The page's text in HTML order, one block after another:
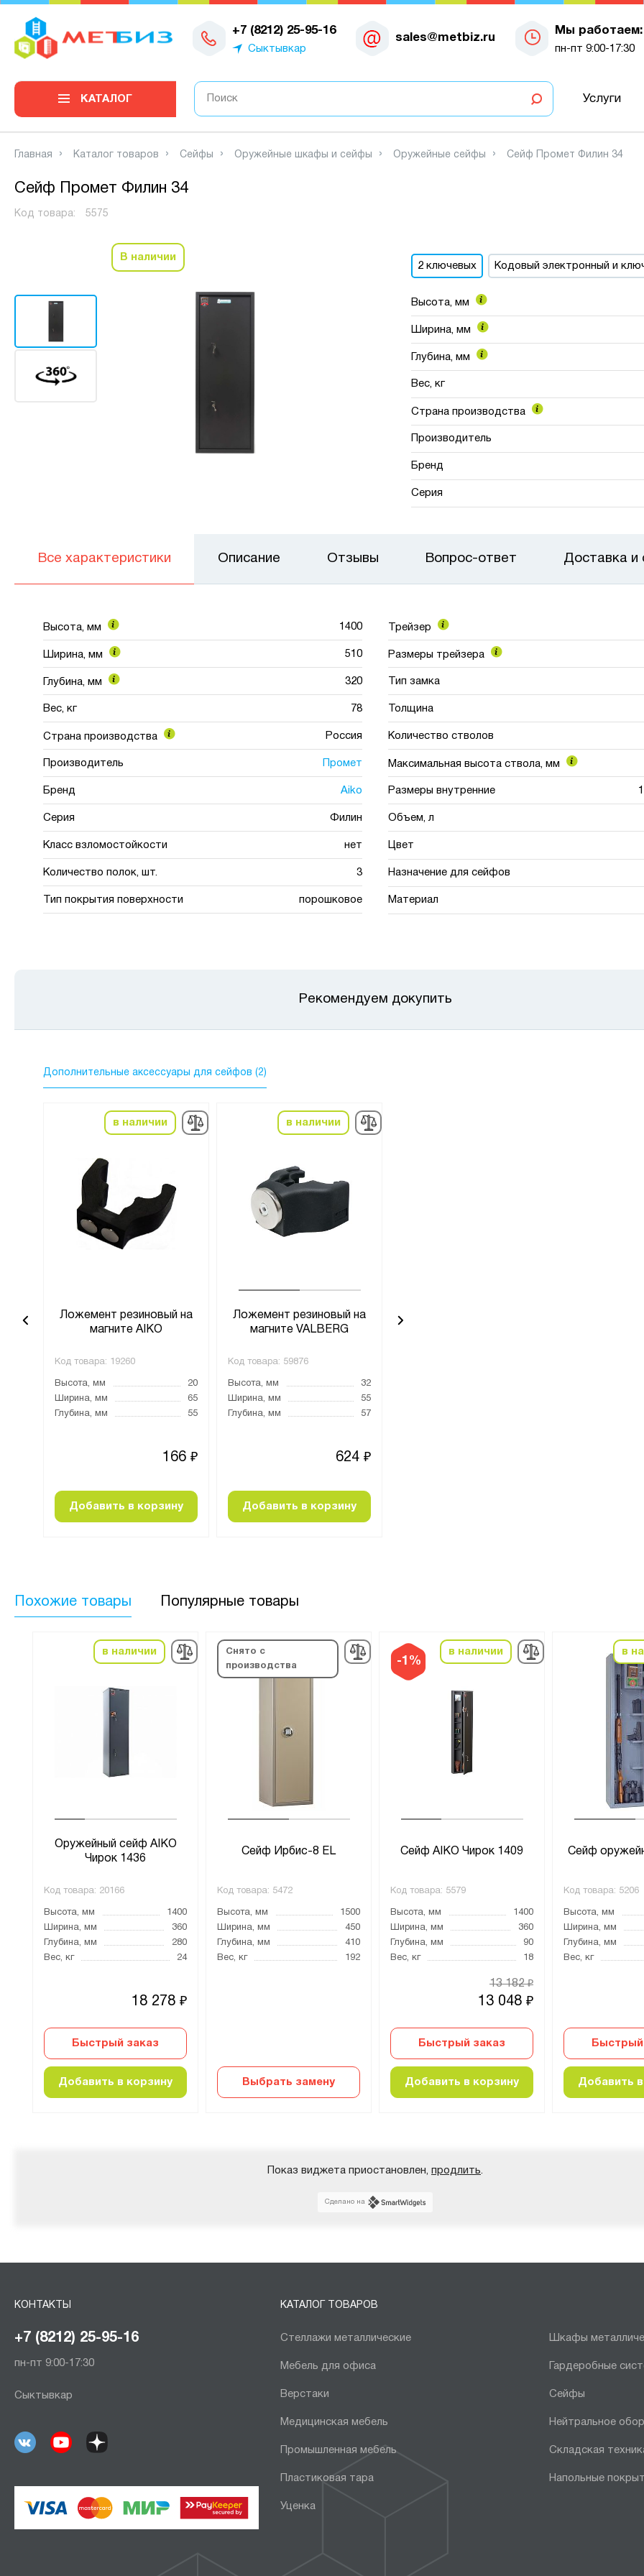
+7 (8212) 25-95-16
Сыктывкар
sales@metbiz.ru
Мы работаем:
пн-пт 9:00-17:30
0
КАТАЛОГ Услуги
Главная Каталог товаров Сейфы Оружейные шкафы и сейфы Оружейные сейфы Сейф Промет Филин 34
Сейф Промет Филин 34
Код товара: 5575
В наличии
2 ключевых
Кодовый электронный и
Высота, мм
Ширина, мм
Глубина, мм
Вес, кг
Страна производства
Производитель
Бренд
Серия
Все характеристики
Высота, мм 1400
Ширина, мм 510
Глубина, мм 320
Вес, кг 78
Страна производства Россия
Производитель Промет
Бренд Aiko
Серия Филин
Класс взломостойкости нет
Количество полок, шт. 3
Тип покрытия поверхности порошковое
Трейзер
Размеры трейзера
Тип замка
Толщина
Количество стволов
Максимальная высота ствола, мм
Размеры внутренние
Объем, л
Цвет
Назначение для сейфов
Материал
Описание Отзывы Вопрос-ответ Доставка и
Рекомендуем докупить
Дополнительные аксессуары для сейфов (2)
в наличии
Ложемент резиновый на
магните AIKO
Код товара: 19260
Высота, мм
20
Ширина, мм
65
Глубина, мм
55
166 ₽
Добавить в корзину
в наличии
Ложемент резиновый на
магните VALBERG
Код товара: 59876
Высота, мм
32
Ширина, мм
55
Глубина, мм
57
624 ₽
Добавить в корзину
Похожие товары Популярные товары
в наличии
Оружейный сейф AIKO
Чирок 1436
Код товара: 20166
Высота, мм
1400
Ширина, мм
360
Глубина, мм
280
Вес, кг
24
18 278 ₽
Быстрый заказ
Добавить в корзину
Снято с
производства
Сейф Ирбис-8 EL
Код товара: 5472
Высота, мм
1500
Ширина, мм
450
Глубина, мм
410
Вес, кг
192
Выбрать замену
-1%
в наличии
Сейф AIKO Чирок 1409
Код товара: 5579
Высота, мм
1400
Ширина, мм
360
Глубина, мм
90
Вес, кг
18
13 048 ₽
13 182₽
Быстрый заказ
Добавить в корзину
в
Сейф
Код товара: 5206
Высота, мм
Ширина, мм
Глубина, мм
Вес, кг
Быстрый
Добавить
Показ виджета приостановлен, продлить.
Сделано на
КОНТАКТЫ
+7 (8212) 25-95-16
пн-пт 9:00-17:30
Сыктывкар
КАТАЛОГ ТОВАРОВ
Стеллажи металлические Шкафы
Мебель для офиса Гардеробные
Верстаки Сейфы
Медицинская мебель Нейтральное
Промышленная мебель Складская
Пластиковая тара Напольные
Уценка